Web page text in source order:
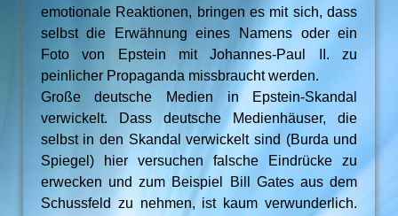
emotionale Reaktionen, bringen es mit sich, dass
selbst die Erwähnung eines Namens oder ein
Foto von Epstein mit Johannes-Paul II. zu
peinlicher Propaganda missbraucht werden.
Große deutsche Medien in Epstein-Skandal
verwickelt. Dass deutsche Medienhäuser, die
selbst in den Skandal verwickelt sind (Burda und
Spiegel) hier versuchen falsche Eindrücke zu
erwecken und zum Beispiel Bill Gates aus dem
Schussfeld zu nehmen, ist kaum verwunderlich.